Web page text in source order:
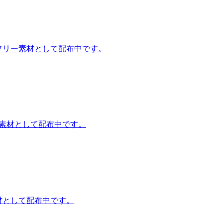
ー素材として配布中です。
として配布中です。
して配布中です。